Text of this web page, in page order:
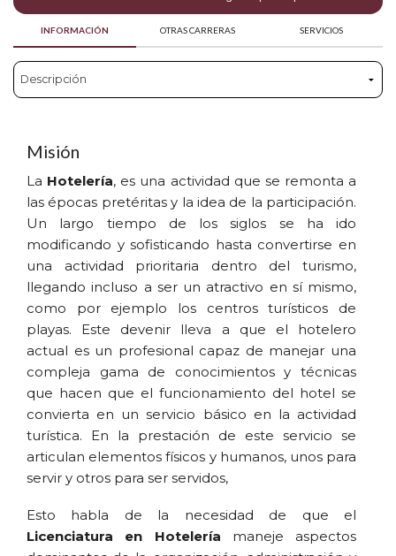
INFORMACIÓN OTRAS CARRERAS SERVICIOS
Misión
La Hotelería, es una actividad que se remonta a
las épocas pretéritas y la idea de la participación.
Un largo tiempo de los siglos se ha ido
modificando y sofisticando hasta convertirse en
una actividad prioritaria dentro del turismo,
llegando incluso a ser un atractivo en sí mismo,
como por ejemplo los centros turísticos de
playas. Este devenir lleva a que el hotelero
actual es un profesional capaz de manejar una
compleja gama de conocimientos y técnicas
que hacen que el funcionamiento del hotel se
convierta en un servicio básico en la actividad
turística. En la prestación de este servicio se
articulan elementos físicos y humanos, unos para
servir y otros para ser servidos,
Esto habla de la necesidad de que el
Licenciatura en Hotelería maneje aspectos